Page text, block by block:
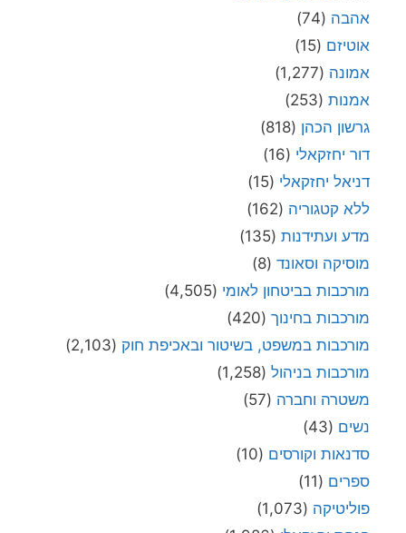
אהבה (74)
אוטיזם (15)
אמונה (1,277)
אמנות (253)
גרשון הכהן (818)
דור יחזקאלי (16)
דניאל יחזקאלי (15)
ללא קטגוריה (162)
מדע ועתידנות (135)
מוסיקה וסאונד (8)
מורכבות בביטחון לאומי (4,505)
מורכבות בחינוך (420)
מורכבות במשפט, בשיטור ובאכיפת חוק (2,103)
מורכבות בניהול (1,258)
משטרה וחברה (57)
נשים (43)
סדנאות וקורסים (10)
ספרים (11)
פוליטיקה (1,073)